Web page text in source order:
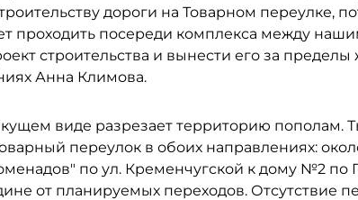
дороги на Товарном переулке,
проходить посереди комплекса между
строительства и вынести его за
Анна Климова.
виде разрезает территорию пополам.
переулок в обоих направлениях:
по ул. Кременчугской к дому №2 по
от планируемых переходов. Отсутствие